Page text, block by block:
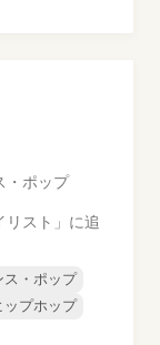
・ポップ
リスト」に追
ス・ポップ
ップホップ